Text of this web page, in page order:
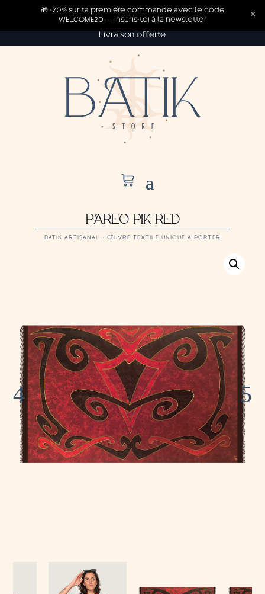
Livraison offerte
PAREO PIK RED
BATIK ARTISANAL · ŒUVRE TEXTILE UNIQUE À PORTER
🎁 -20% sur ta première commande avec le code
WELCOME20 — inscris-toi à la newsletter
×